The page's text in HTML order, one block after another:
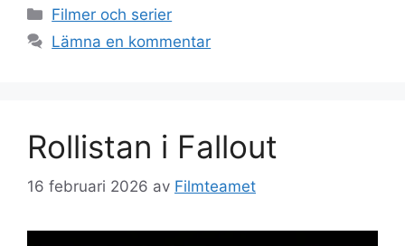
Kategorier
Filmer och serier
Lämna en kommentar
Rollistan i Fallout
16 februari 2026 av Filmteamet